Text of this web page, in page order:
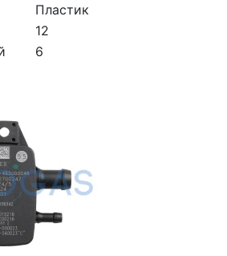
Пластик
12
6